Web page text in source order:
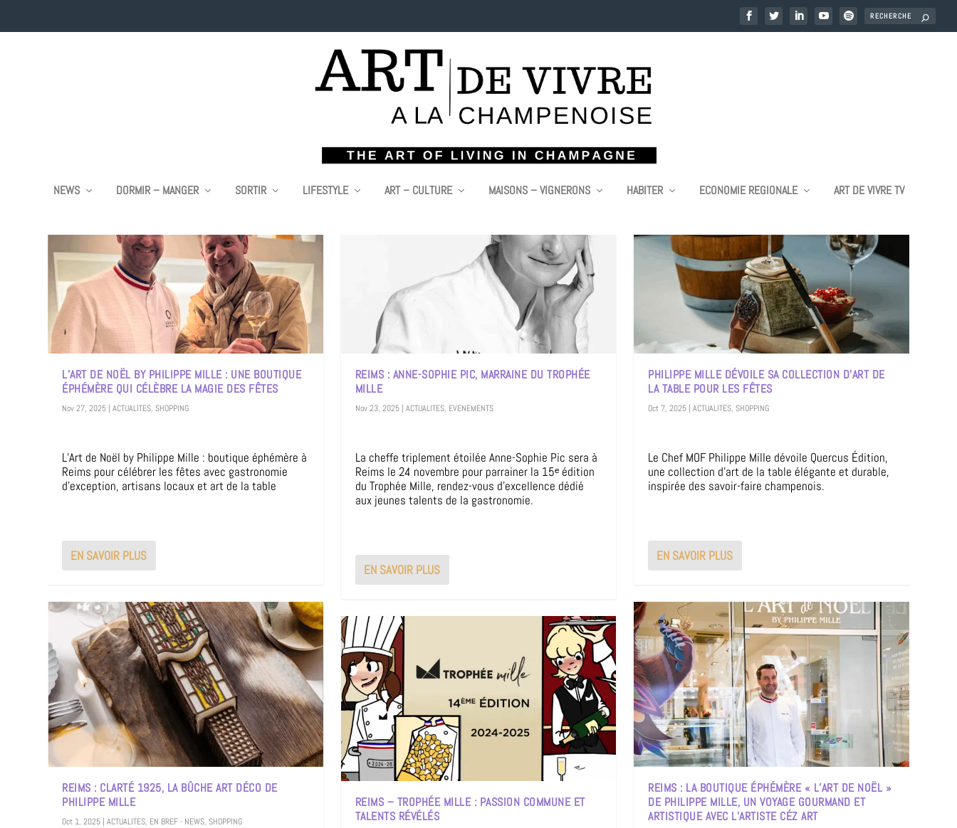
NEWS DORMIR – MANGER SORTIR LIFESTYLE ART – CULTURE MAISONS – VIGNERONS HABITER ECONOMIE REGIONALE ART DE VIVRE TV
L’ART DE NOËL BY PHILIPPE MILLE : UNE BOUTIQUE
ÉPHÉMÈRE QUI CÉLÈBRE LA MAGIE DES FÊTES
Nov 27, 2025 |ACTUALITES, SHOPPING
L’Art de Noël by Philippe Mille : boutique éphémère à
Reims pour célébrer les fêtes avec gastronomie
d’exception, artisans locaux et art de la table
EN SAVOIR PLUS
REIMS : CLARTÉ 1925, LA BÛCHE ART DÉCO DE
PHILIPPE MILLE
Oct 1, 2025 |ACTUALITES, EN BREF - NEWS, SHOPPING
REIMS : ANNE-SOPHIE PIC, MARRAINE DU TROPHÉE
MILLE
Nov 23, 2025| ACTUALITES, EVENEMENTS
La cheffe triplement étoilée Anne-Sophie Pic sera à
Reims le 24 novembre pour parrainer la 15ᵉ édition
du Trophée Mille, rendez-vous d’excellence dédié
aux jeunes talents de la gastronomie.
EN SAVOIR PLUS
REIMS – TROPHÉE MILLE : PASSION COMMUNE ET
TALENTS RÉVÉLÉS
PHILIPPE MILLE DÉVOILE SA COLLECTION D’ART DE
LA TABLE POUR LES FÊTES
Oct 7, 2025 |ACTUALITES, SHOPPING
Le Chef MOF Philippe Mille dévoile Quercus Édition,
une collection d’art de la table élégante et durable,
inspirée des savoir-faire champenois.
EN SAVOIR PLUS
REIMS : LA BOUTIQUE ÉPHÉMÈRE « L’ART DE NOËL »
DE PHILIPPE MILLE, UN VOYAGE GOURMAND ET
ARTISTIQUE AVEC L’ARTISTE CÉZ ART